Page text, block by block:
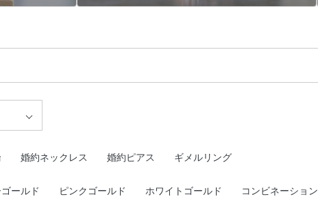
婚約ネックレス 婚約ピアス ギメルリング
ールド ピンクゴールド ホワイトゴールド コンビネーション